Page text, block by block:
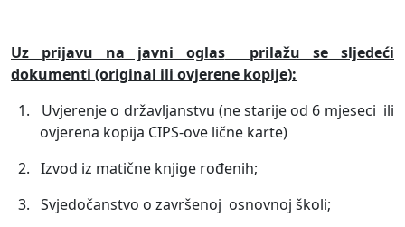
Uz prijavu na javni oglas
prilažu se sljedeći
dokumenti (original ili ovjerene kopije):
1.
Uvjerenje o državljanstvu (ne starije od 6 mjeseci ili
ovjerena kopija CIPS-ove lične karte)
2. Izvod iz matične knjige rođenih;
3. Svjedočanstvo o završenoj osnovnoj školi;